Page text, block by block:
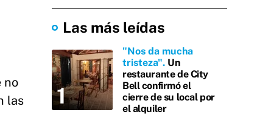
no
las
Las más leídas
"Nos da mucha
tristeza" Un
restaurante de City
Bell confirmó el
cierre de su local por
el alquiler